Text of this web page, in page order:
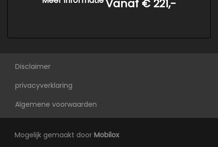
Bagage-scheidingsnet
Elektrisch verstelbare stoel(en) met
geheugen
Elektrische ramen voor en achter
Hoofdsteunen anti-whiplash
• Reparaties in het buitenland
prijzen
Vanaf € 221,-
Disclaimer
privacyverklaring
Algemene voorwaarden
Mogelijk gemaakt door Mobilox